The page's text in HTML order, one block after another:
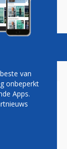
Vacatures
van
onbeperkt
Apps.